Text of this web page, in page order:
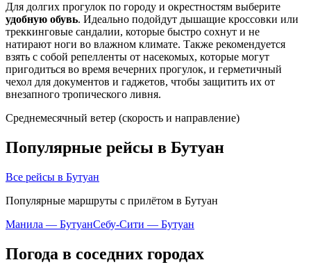
Для долгих прогулок по городу и окрестностям выберите
удобную обувь. Идеально подойдут дышащие кроссовки или
треккинговые сандалии, которые быстро сохнут и не
натирают ноги во влажном климате. Также рекомендуется
взять с собой репелленты от насекомых, которые могут
пригодиться во время вечерних прогулок, и герметичный
чехол для документов и гаджетов, чтобы защитить их от
внезапного тропического ливня.
Среднемесячный ветер (скорость и направление)
Популярные рейсы в Бутуан
Все рейсы в Бутуан
Популярные маршруты с прилётом в Бутуан
Манила — БутуанСебу-Сити — Бутуан
Погода в соседних городах